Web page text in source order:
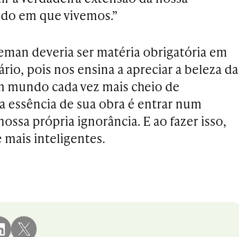
em que vivemos.”
deveria ser matéria obrigatória em
pois nos ensina a apreciar a beleza da
cada vez mais cheio de
de sua obra é entrar num
própria ignorância. E ao fazer isso,
inteligentes.